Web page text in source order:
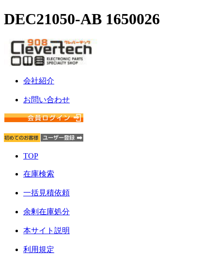
DEC21050-AB 1650026
会社紹介
お問い合わせ
TOP
在庫検索
一括見積依頼
余剰在庫処分
本サイト説明
利用規定